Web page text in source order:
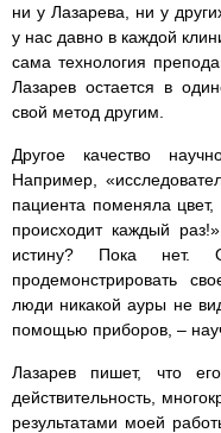
ни у Лазарева, ни у
у нас давно в каждой
сама технология
Лазарев остается в
свой метод другим.
Другое качество
Например,
пациента поменяла цвет,
происходит каждый
истину? Пока нет.
продемонстрировать
люди никакой ауры не
помощью приборов, –
Лазарев пишет, что
действительность,
результатами моей